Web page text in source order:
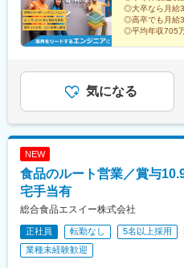
宿泊費実費）4.引っ越し時の
◎大卒なら月給
◎高卒でも月給
◎平均年収705
気になる
NEW
食品のルート営業／賞与
宅手当有
総合食品エスイー株式会社
正社員 転勤なし 5名以上採用
業種未経験歓迎